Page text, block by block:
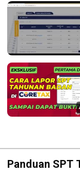
Panduan SPT